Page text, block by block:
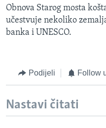
Obnova Starog mosta
učestvuje nekoliko
banka i UNESCO.
Podijeli Follow
Nastavi čitati